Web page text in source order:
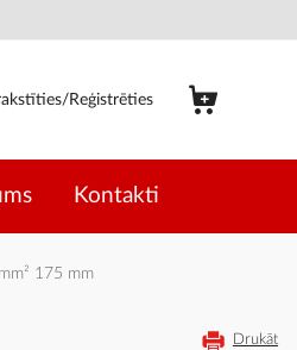
Reģistrēties
Kontakti
175 mm
Drukāt